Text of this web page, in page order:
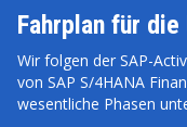
Fahrplan für die
Wir folgen der SAP-
von SAP S/4HANA
wesentliche Phasen